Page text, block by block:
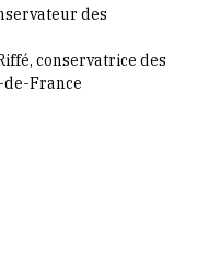
des
conservatrice des
de-France